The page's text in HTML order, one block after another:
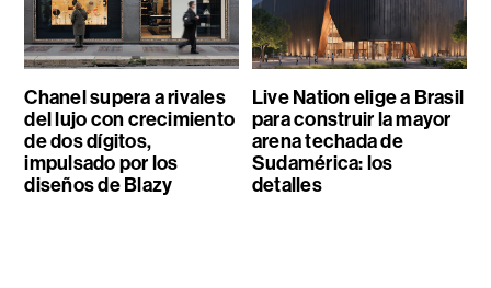
Chanel supera a rivales
del lujo con crecimiento
de dos dígitos,
impulsado por los
diseños de Blazy
Live Nation elige a Brasil
para construir la mayor
arena techada de
Sudamérica: los
detalles